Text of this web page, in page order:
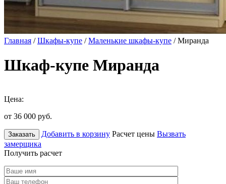
Главная /Шкафы-купе /Маленькие шкафы-купе / Миранда
Шкаф-купе Миранда
Цена:
от 36 000 руб.
Заказать Добавить в корзину Расчет цены Вызвать
замерщика
Получить расчет